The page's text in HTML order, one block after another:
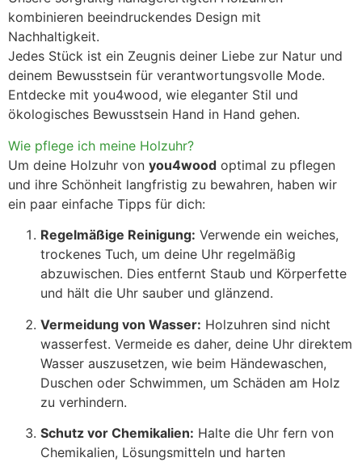
kombinieren beeindruckendes Design mit
Nachhaltigkeit.
Jedes Stück ist ein Zeugnis deiner Liebe zur Natur und
deinem Bewusstsein für verantwortungsvolle Mode.
Entdecke mit you4wood, wie eleganter Stil und
ökologisches Bewusstsein Hand in Hand gehen.
Wie pflege ich meine Holzuhr?
Um deine Holzuhr von you4wood optimal zu pflegen
und ihre Schönheit langfristig zu bewahren, haben wir
ein paar einfache Tipps für dich:
Regelmäßige Reinigung: Verwende ein weiches,
trockenes Tuch, um deine Uhr regelmäßig
abzuwischen. Dies entfernt Staub und Körperfette
und hält die Uhr sauber und glänzend.
Vermeidung von Wasser: Holzuhren sind nicht
wasserfest. Vermeide es daher, deine Uhr direktem
Wasser auszusetzen, wie beim Händewaschen,
Duschen oder Schwimmen, um Schäden am Holz
zu verhindern.
Schutz vor Chemikalien: Halte die Uhr fern von
Chemikalien, Lösungsmitteln und harten